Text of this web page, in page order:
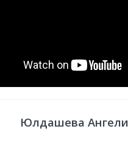
Юлдашева